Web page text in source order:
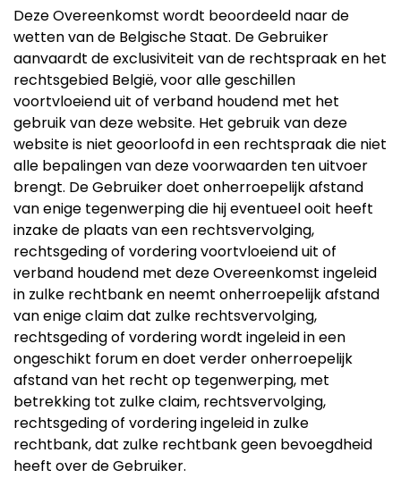
Deze Overeenkomst wordt beoordeeld naar de
wetten van de Belgische Staat. De Gebruiker
aanvaardt de exclusiviteit van de rechtspraak en het
rechtsgebied België, voor alle geschillen
voortvloeiend uit of verband houdend met het
gebruik van deze website. Het gebruik van deze
website is niet geoorloofd in een rechtspraak die niet
alle bepalingen van deze voorwaarden ten uitvoer
brengt. De Gebruiker doet onherroepelijk afstand
van enige tegenwerping die hij eventueel ooit heeft
inzake de plaats van een rechtsvervolging,
rechtsgeding of vordering voortvloeiend uit of
verband houdend met deze Overeenkomst ingeleid
in zulke rechtbank en neemt onherroepelijk afstand
van enige claim dat zulke rechtsvervolging,
rechtsgeding of vordering wordt ingeleid in een
ongeschikt forum en doet verder onherroepelijk
afstand van het recht op tegenwerping, met
betrekking tot zulke claim, rechtsvervolging,
rechtsgeding of vordering ingeleid in zulke
rechtbank, dat zulke rechtbank geen bevoegdheid
heeft over de Gebruiker.